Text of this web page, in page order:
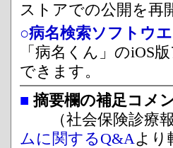
ストアでの公開を再
○病名検索ソフトウ
「病名くん」のiOS
できます。
■ 摘要欄の補足コメ
（社会保険診療報
ムに関するQ&Aより